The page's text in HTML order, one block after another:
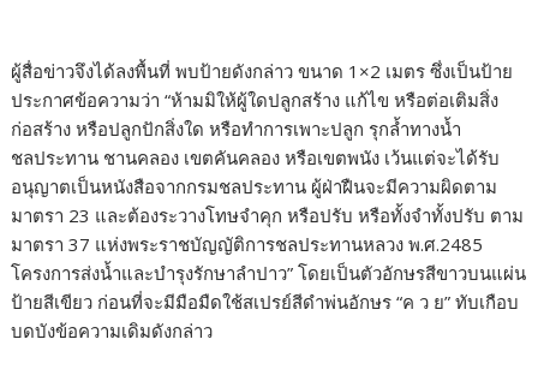
ผู้สื่อข่าวจึงได้ลงพื้นที่ พบป้ายดังกล่าว ขนาด 1×2 เมตร ซึ่งเป็นป้าย
ประกาศข้อความว่า “ห้ามมิให้ผู้ใดปลูกสร้าง แก้ไข หรือต่อเติมสิ่ง
ก่อสร้าง หรือปลูกปักสิ่งใด หรือทำการเพาะปลูก รุกล้ำทางน้ำ
ชลประทาน ชานคลอง เขตคันคลอง หรือเขตพนัง เว้นแต่จะได้รับ
อนุญาตเป็นหนังสือจากกรมชลประทาน ผู้ฝ่าฝืนจะมีความผิดตาม
มาตรา 23 และต้องระวางโทษจำคุก หรือปรับ หรือทั้งจำทั้งปรับ ตาม
มาตรา 37 แห่งพระราชบัญญัติการชลประทานหลวง พ.ศ.2485
โครงการส่งน้ำและบำรุงรักษาลำปาว” โดยเป็นตัวอักษรสีขาวบนแผ่น
ป้ายสีเขียว ก่อนที่จะมีมือมืดใช้สเปรย์สีดำพ่นอักษร “ค ว ย” ทับเกือบ
บดบังข้อความเดิมดังกล่าว